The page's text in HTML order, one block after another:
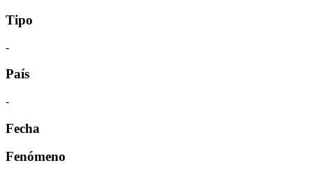
Tipo
-
País
-
Fecha
Fenómeno